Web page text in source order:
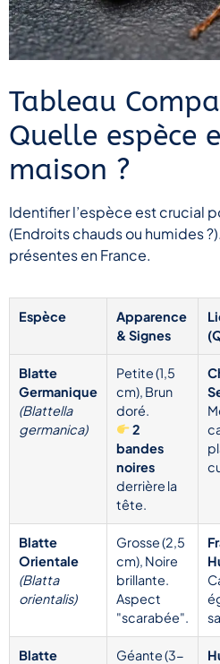
Tableau
Quelle espèce
maison ?
Identifier l’espèce est crucial
(Endroits chauds ou humides
présentes en France.
Espèce
Apparence
& Signes
Blatte
Germanique
(Blattella
germanica)
Petite (1,5
cm), Brun
doré.
2
bandes
noires
derrière la
tête.
Blatte
Orientale
(Blatta
orientalis)
Grosse (2,5
cm), Noire
brillante.
Aspect
"scarabée".
Blatte
Géante (3-